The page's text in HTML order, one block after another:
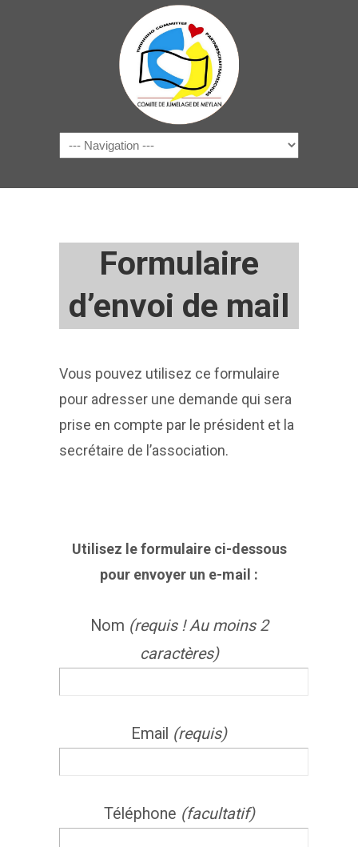
Navigation
Formulaire
d’envoi de mail
Vous pouvez utilisez ce formulaire
pour adresser une demande qui sera
prise en compte par le président et la
secrétaire de l’association.
Utilisez le formulaire ci-dessous
pour envoyer un e-mail :
Nom (requis ! Au moins 2
caractères)
Email (requis)
Téléphone (facultatif)